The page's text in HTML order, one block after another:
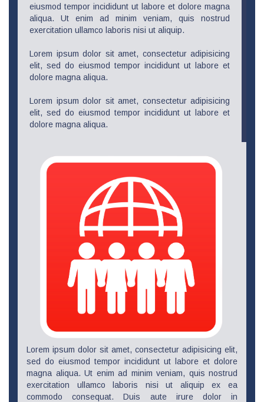
eiusmod tempor incididunt ut labore et dolore magna
aliqua. Ut enim ad minim veniam, quis nostrud
exercitation ullamco laboris nisi ut aliquip.
Lorem ipsum dolor sit amet, consectetur adipisicing
elit, sed do eiusmod tempor incididunt ut labore et
dolore magna aliqua.
Lorem ipsum dolor sit amet, consectetur adipisicing
elit, sed do eiusmod tempor incididunt ut labore et
dolore magna aliqua.
Lorem ipsum dolor sit amet, consectetur adipisicing elit,
sed do eiusmod tempor incididunt ut labore et dolore
magna aliqua. Ut enim ad minim veniam, quis nostrud
exercitation ullamco laboris nisi ut aliquip ex ea
commodo consequat. Duis aute irure dolor in